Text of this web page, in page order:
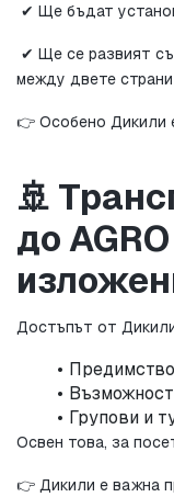
✔ Ще бъдат
между двете страни
👉 Особено Дикили
🚢
до
Достъпът от
Групови и
Освен това, за
👉 Дикили е важна